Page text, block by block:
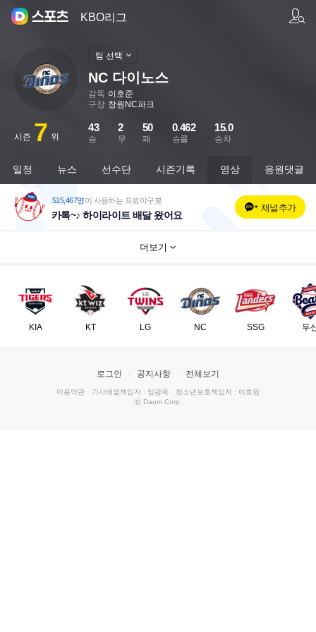
KBO리그
NC 다이노스
감독 이호준
구장 창원NC파크
시즌 7 위 승
43
무
2
패
50
승률
0.462
승차
15.0
팀 선택
일정 뉴스 선수단 시즌기록 영상 응원댓글
515,467명이 사용하는 프로야구봇
카톡~♪ 하이라이트 배달 왔어요
채널추가
더보기
KIA KT LG NC SSG 두
로그인 공지사항 전체보기
이용약관 · 기사배열책임자 : 임광욱 · 청소년보호책임자 : 이호원
ⓒ Daum Corp.